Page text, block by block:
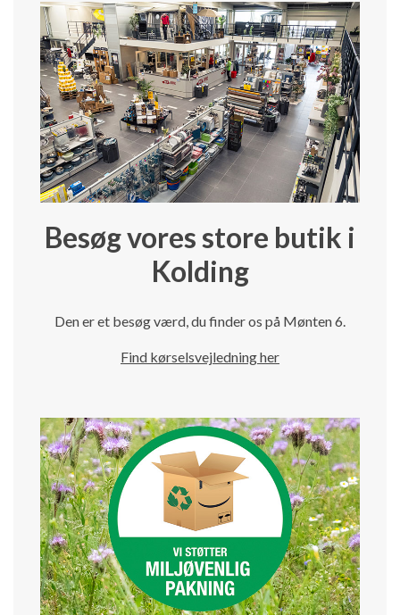
Besøg vores store butik i
Kolding
Den er et besøg værd, du finder os på Mønten 6.
Find kørselsvejledning her